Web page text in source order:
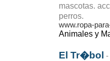
mascotas.
perros.
www.ropa-
Animales y
El Tr�bol -